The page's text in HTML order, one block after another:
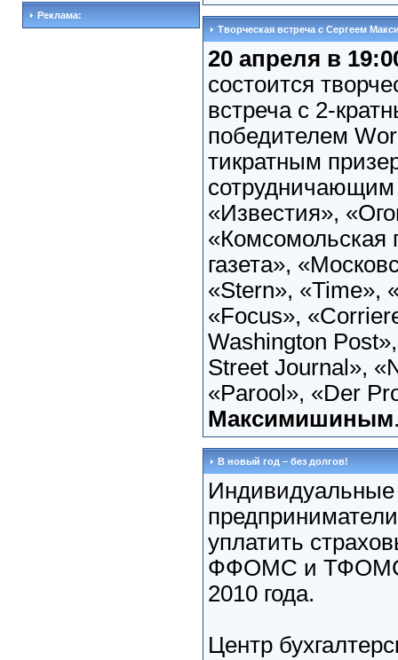
Реклама:
Творческая встреча с Сергеем
20 апреля в
состоится
встреча с 2-
победителем
тикратным
«Известия»,
«Комсомольская
газета»,
«Stern», «Time»,
«Focus»,
Washington
Street Journal»,
«Parool», «Der
Максимишиным
В новый год – без долгов!
Индивидуальные
уплатить
ФФОМС и ТФОМС
2010 года.
Центр